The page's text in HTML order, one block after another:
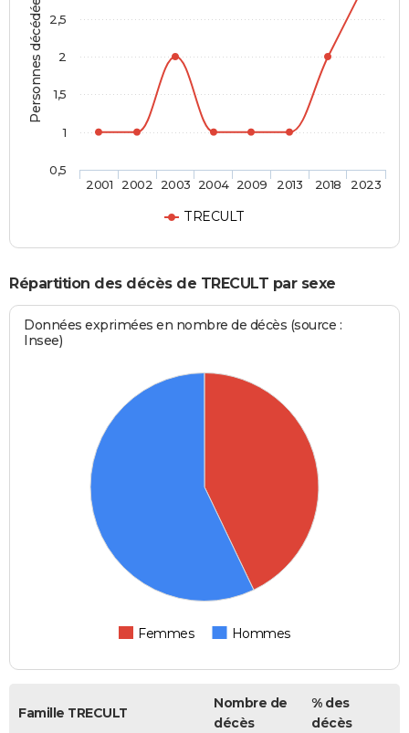
Personnes décédées
TRECULT
2001 2002 2003 2004 2009 2013 2018 2023
0,5
1
1,5
2
2,5
Répartition des décès de TRECULT par sexe
Données exprimées en nombre de décès (source :
Insee)
Femmes Hommes
Famille TRECULT
Nombre de
décès
% des
décès